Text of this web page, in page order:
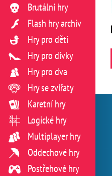
Brutální hry
Flash hry archiv
Hry pro děti
Hry pro dívky
Hry pro dva
Hry se zvířaty
Karetní hry
Logické hry
Multiplayer hry
Oddechové hry
Postřehové hry